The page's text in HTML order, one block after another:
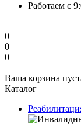
Работаем с
0
0
0
Ваша корзина
Каталог